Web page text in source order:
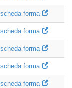
scheda forma
scheda forma
scheda forma
scheda forma
scheda forma